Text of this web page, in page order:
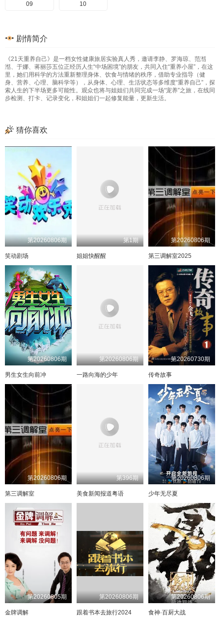
09 10
剧情简介
《21天重养自己》是一档女性健康旅居实验真人秀，邀请李静、罗海琼、范湉
湉、于娜、蒋丽莎五位正经历人生“中场困境”的朋友，共同入住“重养小屋”，在这
里，她们用科学的方法重新整理身体、饮食与情绪的秩序，借助专业指导（健
身、营养、心理、脑科学等），从身体、心理、生活状态等多维度“重养自己”，探
索人生的下半场更多可能性。观众也将与姐姐们共同完成一场“宠养”之旅，在线同
步检测、打卡、记录变化，和姐姐们一起修复能量，更新生活。
猜你喜欢
第20260806期
笑动剧场
第1期
姐姐快醒醒
第20260806期
第三调解室2025
第20260806期
男生女生向前冲
第20260806期
一路向海的少年
第20260730期
传奇故事
第20260806期
第三调解室
第396期
美食新闻报道粤语
第20260806期
少年无尽夏
第20260805期
金牌调解
第20260806期
跟着书本去旅行2024
第20260806期
食神·百厨大战